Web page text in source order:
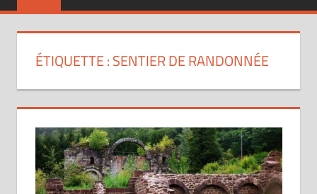
–
ÉTIQUETTE :SENTIER DE RANDONNÉE